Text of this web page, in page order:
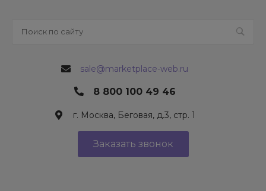
sale@marketplace-web.ru
8 800 100 49 46
г. Москва, Беговая, д.3, стр. 1
Заказать звонок